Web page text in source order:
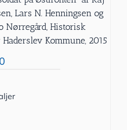
Lars N. Henningsen og
Nørregård, Historisk
Kommune, 2015